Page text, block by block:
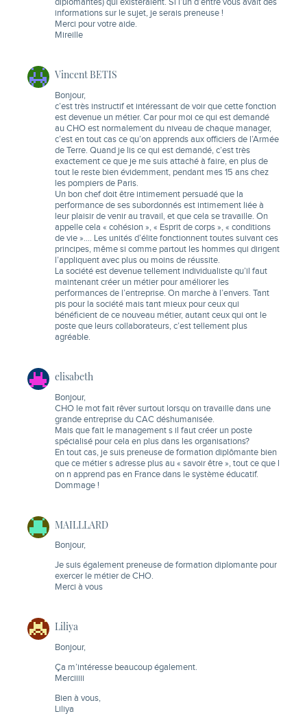
diplômantes) qui existeraient. Si l’un d’entre vous avait des
informations sur le sujet, je serais preneuse !
Merci pour votre aide.
Mireille
Vincent BETIS
Bonjour,
c’est très instructif et intéressant de voir que cette fonction
est devenue un métier. Car pour moi ce qui est demandé
au CHO est normalement du niveau de chaque manager,
c’est en tout cas ce qu’on apprends aux officiers de l’Armée
de Terre. Quand je lis ce qui est demandé, c’est très
exactement ce que je me suis attaché à faire, en plus de
tout le reste bien évidemment, pendant mes 15 ans chez
les pompiers de Paris.
Un bon chef doit être intimement persuadé que la
performance de ses subordonnés est intimement liée à
leur plaisir de venir au travail, et que cela se travaille. On
appelle cela « cohésion », « Esprit de corps », « conditions
de vie »…. Les unités d’élite fonctionnent toutes suivant ces
principes, même si comme partout les hommes qui dirigent
l’appliquent avec plus ou moins de réussite.
La société est devenue tellement individualiste qu’il faut
maintenant créer un métier pour améliorer les
performances de l’entreprise. On marche à l’envers. Tant
pis pour la société mais tant mieux pour ceux qui
bénéficient de ce nouveau métier, autant ceux qui ont le
poste que leurs collaborateurs, c’est tellement plus
agréable.
elisabeth
Bonjour,
CHO le mot fait rêver surtout lorsqu on travaille dans une
grande entreprise du CAC déshumanisée.
Mais que fait le management s il faut créer un poste
spécialisé pour cela en plus dans les organisations?
En tout cas, je suis preneuse de formation diplômante bien
que ce métier s adresse plus au « savoir être », tout ce que l
on n apprend pas en France dans le système éducatif.
Dommage !
MAILLLARD
Bonjour,
Je suis également preneuse de formation diplomante pour
exercer le métier de CHO.
Merci à vous
Liliya
Bonjour,
Ça m’intéresse beaucoup également.
Merciiiii
Bien à vous,
Liliya